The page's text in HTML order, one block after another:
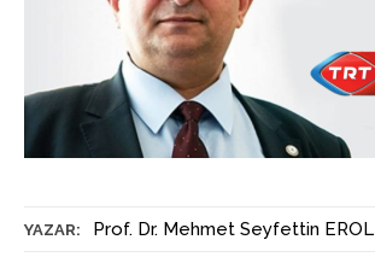
YAZAR: Prof. Dr. Mehmet Seyfettin EROL